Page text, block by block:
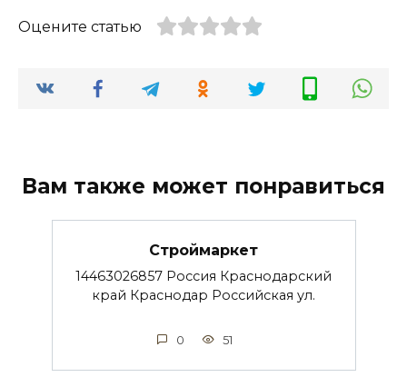
Оцените статью
Вам также может понравиться
Строймаркет
14463026857 Россия Краснодарский
край Краснодар Российская ул.
0 51